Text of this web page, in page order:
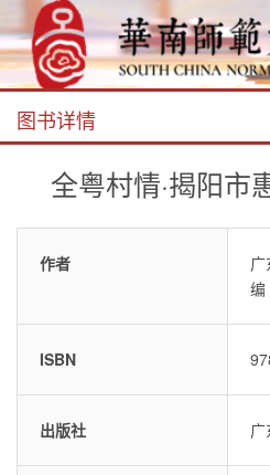
图书详情
全粤村情·揭阳市
作者
编
ISBN
出版社